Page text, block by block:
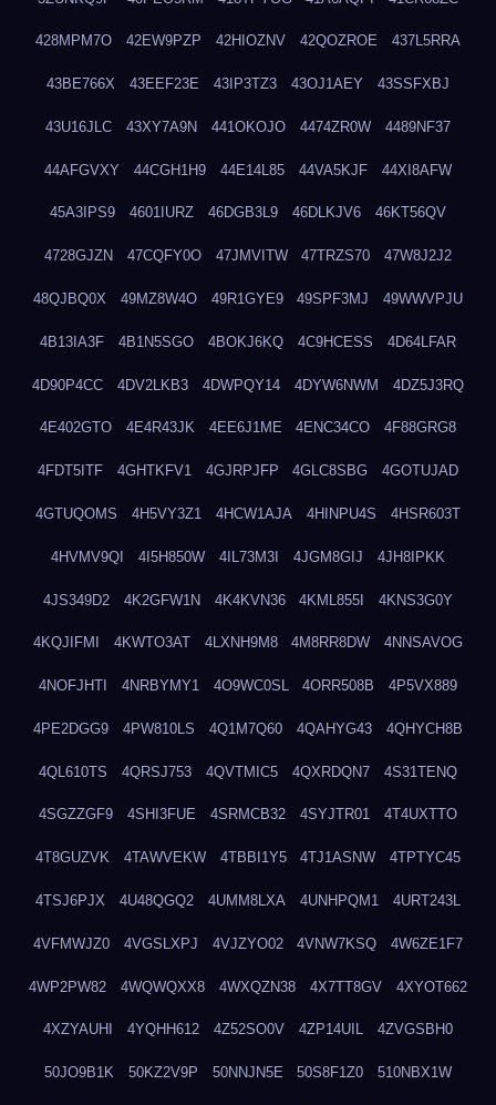
428MPM7O 42EW9PZP 42HIOZNV 42QOZROE 437L5RRA
43BE766X 43EEF23E 43IP3TZ3 43OJ1AEY 43SSFXBJ
43U16JLC 43XY7A9N 441OKOJO 4474ZR0W 4489NF37
44AFGVXY 44CGH1H9 44E14L85 44VA5KJF 44XI8AFW
45A3IPS9 4601IURZ 46DGB3L9 46DLKJV6 46KT56QV
4728GJZN 47CQFY0O 47JMVITW 47TRZS70 47W8J2J2
48QJBQ0X 49MZ8W4O 49R1GYE9 49SPF3MJ 49WWVPJU
4B13IA3F 4B1N5SGO 4BOKJ6KQ 4C9HCESS 4D64LFAR
4D90P4CC 4DV2LKB3 4DWPQY14 4DYW6NWM 4DZ5J3RQ
4E402GTO 4E4R43JK 4EE6J1ME 4ENC34CO 4F88GRG8
4FDT5ITF 4GHTKFV1 4GJRPJFP 4GLC8SBG 4GOTUJAD
4GTUQOMS 4H5VY3Z1 4HCW1AJA 4HINPU4S 4HSR603T
4HVMV9QI 4I5H850W 4IL73M3I 4JGM8GIJ 4JH8IPKK
4JS349D2 4K2GFW1N 4K4KVN36 4KML855I 4KNS3G0Y
4KQJIFMI 4KWTO3AT 4LXNH9M8 4M8RR8DW 4NNSAVOG
4NOFJHTI 4NRBYMY1 4O9WC0SL 4ORR508B 4P5VX889
4PE2DGG9 4PW810LS 4Q1M7Q60 4QAHYG43 4QHYCH8B
4QL610TS 4QRSJ753 4QVTMIC5 4QXRDQN7 4S31TENQ
4SGZZGF9 4SHI3FUE 4SRMCB32 4SYJTR01 4T4UXTTO
4T8GUZVK 4TAWVEKW 4TBBI1Y5 4TJ1ASNW 4TPTYC45
4TSJ6PJX 4U48QGQ2 4UMM8LXA 4UNHPQM1 4URT243L
4VFMWJZ0 4VGSLXPJ 4VJZYO02 4VNW7KSQ 4W6ZE1F7
4WP2PW82 4WQWQXX8 4WXQZN38 4X7TT8GV 4XYOT662
4XZYAUHI 4YQHH612 4Z52SO0V 4ZP14UIL 4ZVGSBH0
50JO9B1K 50KZ2V9P 50NNJN5E 50S8F1Z0 510NBX1W